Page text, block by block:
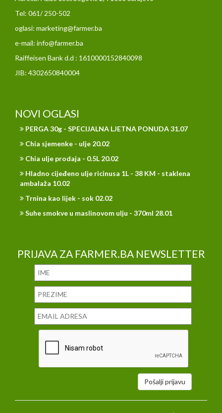
Tel: 061/ 250-502
oglasi: marketing@farmer.ba
e-mail: info@farmer.ba
Raiffeisen Bank d.d : 1610000152840098
JIB: 4302650840004
NOVI OGLASI
PERGA 30g - SPECIJALNA LJETNA PONUDA 31.07
Chia sjemenke - ulje 20.02
Chia ulje prodaja - 0.5L 20.02
Hladno cijeđeno ulje ricinusa 1L - 38 KM - staklena
ambalaža 10.02
Trnina kao lijek - sok 02.02
Suhe smokve u maslinovom ulju - 370ml 28.01
PRIJAVA ZA FARMER.BA NEWSLETTER
Pošalji prijavu